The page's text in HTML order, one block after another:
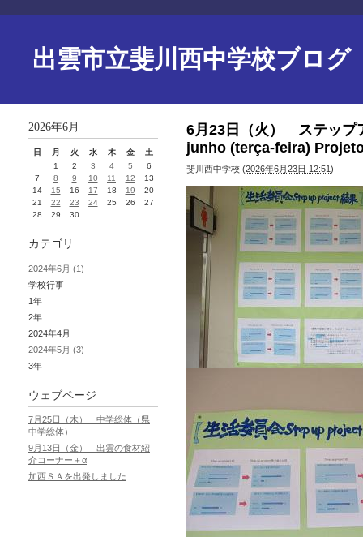
出雲市立斐川西中学校ブログ
6月23日（火） ステップ
junho (terça-feira)
斐川西中学校 (2026年6月23日 12:51)
2026年6月
日 月 火 水 木 金
土
1
2 3 4 5
6
7
8 9 10 11 12
13
14
15 16 17 18 19
20
21
22 23 24 25 26
27
28
29 30
カテゴリ
2024年6月 (1)
学校行事
1年
2年
2024年4月
2024年5月 (3)
3年
ウェブページ
7月25日（木） 中学総体（県
中学総体）
9月13日（金） 出雲の食材紹
介コーナー＋α
加西ＳＡを出発しました